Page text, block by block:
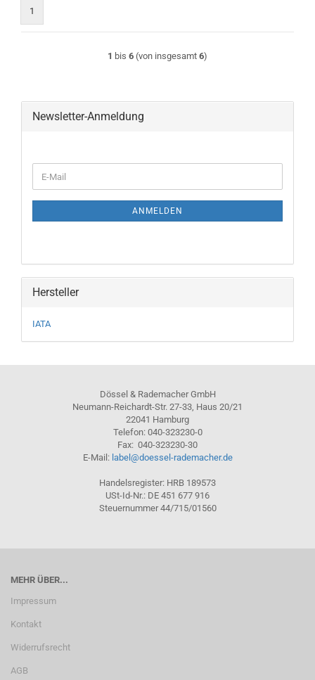
1
1 bis 6 (von insgesamt 6)
Newsletter-Anmeldung
ZUR
E-
Mail
ANMELDEN
Hersteller
IATA
Dössel & Rademacher GmbH
Neumann-Reichardt-Str. 27-33, Haus 20/21
22041 Hamburg
Telefon: 040-323230-0
Fax: 040-323230-30
E-Mail: label@doessel-rademacher.de
Handelsregister: HRB 189573
USt-Id-Nr.: DE 451 677 916
Steuernummer 44/715/01560
MEHR ÜBER...
Impressum
Kontakt
Widerrufsrecht
AGB